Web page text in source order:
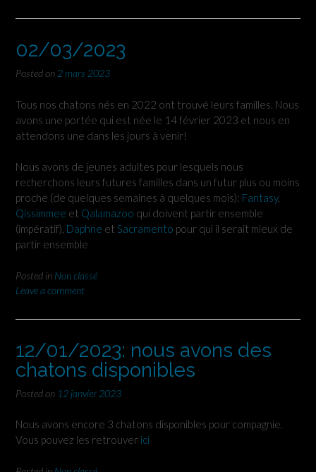
02/03/2023
Posted on 2 mars 2023
Tous nos chatons nés en 2022 ont trouvé leurs familles. Nous
avons une portée qui est née le 14 février 2023 et nous en
attendons une dans les jours à venir!
Nous avons de jeunes adultes pour lesquels nous
recherchons leurs futures familles dans un futur plus ou moins
proche (de quelques semaines à quelques mois): Fantasy,
Qissimmee et Qalamazoo qui doivent partir ensemble
(impératif), Daphne et Sacramento pour qui il serait mieux de
partir ensemble
Posted in Non classé
Leave a comment
12/01/2023: nous avons des
chatons disponibles
Posted on 12 janvier 2023
Nous avons encore 3 chatons disponibles pour compagnie.
Vous pouvez les retrouver ici